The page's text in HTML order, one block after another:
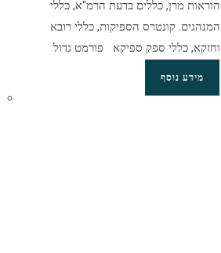
הוראות מרן, כללים בדעת הרמ"א, כללי
המנהגים. קונטרס הספיקות, כללי רובא
וחזקא, כללי ספק ספיקא פורמט גדול
מידע נוסף